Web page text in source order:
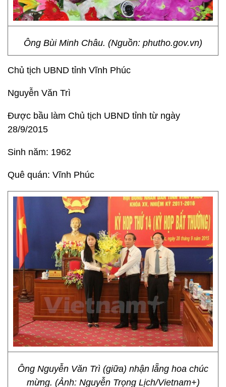
Ông Bùi Minh Châu. (Nguồn: phutho.gov.vn)
Chủ tịch UBND tỉnh Vĩnh Phúc
Nguyễn Văn Trì
Được bầu làm Chủ tịch UBND tỉnh từ ngày
28/9/2015
Sinh năm: 1962
Quê quán: Vĩnh Phúc
Ông Nguyễn Văn Trì (giữa) nhận lẵng hoa chúc
mừng. (Ảnh: Nguyễn Trọng Lịch/Vietnam+)